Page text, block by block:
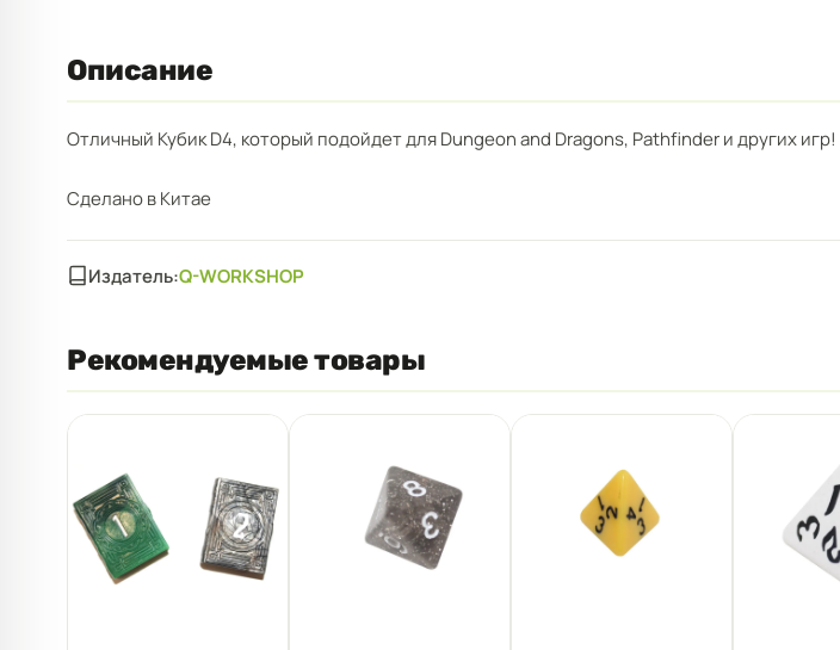
Описание
Отличный Кубик D4, который подойдет для Dungeon and Dragons, Pathfinder и других игр!
Сделано в Китае
Издатель:Q-WORKSHOP
Рекомендуемые товары